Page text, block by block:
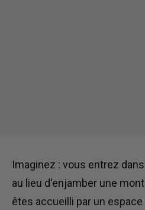
Imaginez : vous entrez
au lieu d'enjamber une
êtes accueilli par un